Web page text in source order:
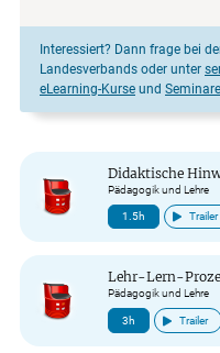
Interessiert? Dann frage bei
Landesverbands oder unter
eLearning-Kurse und Seminare
Didaktische
Pädagogik und Lehre
1.5h Trailer
Lehr-Lern-
Pädagogik und Lehre
3h Trailer